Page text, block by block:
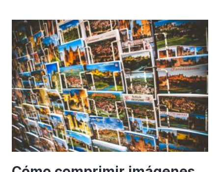
exportar
un
WP
a
Markdown